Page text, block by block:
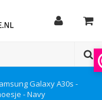
Galaxy A30s -
- Navy